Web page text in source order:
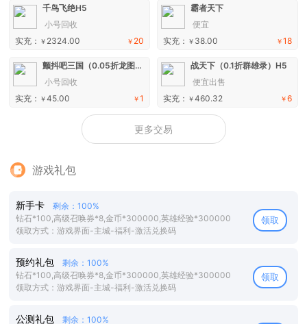
千鸟飞绝H5
小号回收
￥ 20
实充： ￥ 2324.00
霸者天下
便宜
￥18
实充： ￥ 38.00
颤抖吧三国（0.05折龙图神威）H5
小号回收
￥1
实充： ￥45.00
战天下（0.1折群雄录）H5
便宜出售
￥6
实充： ￥460.32
更多交易
游戏礼包
新手卡
剩余：100%
钻石*100,高级召唤券*8,金币*300000,英雄经验*300000
领取方式：游戏界面-主城-福利-激活兑换码
领取
预约礼包
剩余：100%
钻石*100,高级召唤券*8,金币*300000,英雄经验*300000
领取方式：游戏界面-主城-福利-激活兑换码
领取
公测礼包
剩余：100%